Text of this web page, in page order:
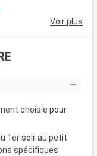
Voir plus
choisie pour
1er soir au petit
spécifiques